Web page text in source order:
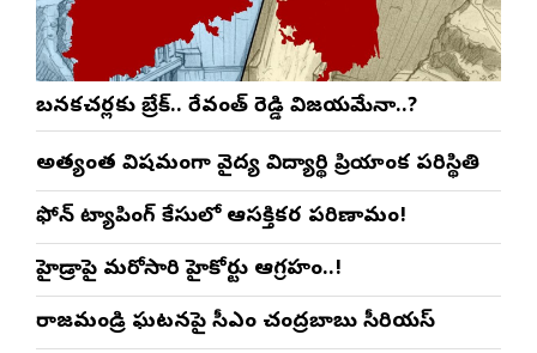
బనకచర్లకు బ్రేక్.. రేవంత్ రెడ్డి విజయమేనా..?
అత్యంత విషమంగా వైద్య విద్యార్థిని ప్రియాంక పరిస్థితి
ఫోన్ ట్యాపింగ్ కేసులో ఆసక్తికర పరిణామం!
హైడ్రాపై మరోసారి హైకోర్టు ఆగ్రహం..!
రాజమండ్రి ఘటనపై సీఎం చంద్రబాబు సీరియస్